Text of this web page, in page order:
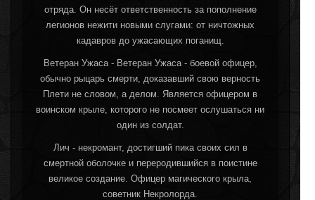
отряда. Он несёт ответственность за пополнение
легионов нежити новыми слугами: от ничтожных
кадавров до ужасающих поганищ.
Ветеран Ужаса - Ветеран Ужаса - боевой офицер,
обычно рыцарь смерти, доказавший свою верность
Плети не словом, а делом. Является офицером в
воинском крыле, которого не посмеет ослушаться ни
один из солдат.
Лич - некромант, достигший пика своих сил в
смертной оболочке и переродившийся в поистине
великое создание. Офицер магического крыла,
советник Некролорда.